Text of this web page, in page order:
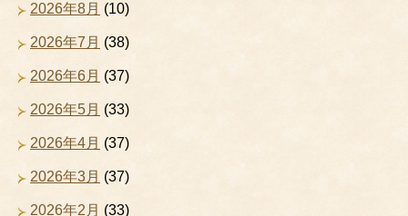
2026年8月 (10)
2026年7月 (38)
2026年6月 (37)
2026年5月 (33)
2026年4月 (37)
2026年3月 (37)
2026年2月 (33)